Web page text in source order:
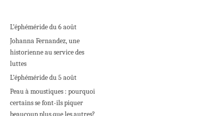
L’éphéméride du 6 août
Johanna Fernandez, une
historienne au service des
luttes
L’éphéméride du 5 août
Peau à moustiques : pourquoi
certains se font-ils piquer